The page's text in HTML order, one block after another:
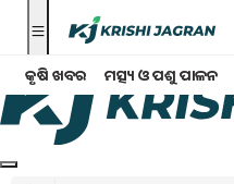
କୃଷି ଖବର ମତ୍ସ୍ୟ ଓ ପଶୁ ପାଳନ